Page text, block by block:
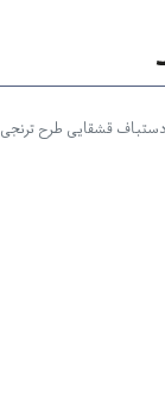
دستباف قشقایی طرح ترنجی